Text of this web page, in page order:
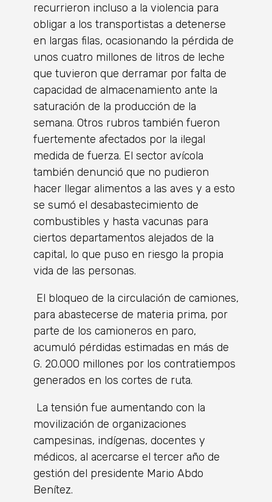
recurrieron incluso a la violencia para
obligar a los transportistas a detenerse
en largas filas, ocasionando la pérdida de
unos cuatro millones de litros de leche
que tuvieron que derramar por falta de
capacidad de almacenamiento ante la
saturación de la producción de la
semana. Otros rubros también fueron
fuertemente afectados por la ilegal
medida de fuerza. El sector avícola
también denunció que no pudieron
hacer llegar alimentos a las aves y a esto
se sumó el desabastecimiento de
combustibles y hasta vacunas para
ciertos departamentos alejados de la
capital, lo que puso en riesgo la propia
vida de las personas.
El bloqueo de la circulación de camiones,
para abastecerse de materia prima, por
parte de los camioneros en paro,
acumuló pérdidas estimadas en más de
G. 20.000 millones por los contratiempos
generados en los cortes de ruta.
La tensión fue aumentando con la
movilización de organizaciones
campesinas, indígenas, docentes y
médicos, al acercarse el tercer año de
gestión del presidente Mario Abdo
Benítez.